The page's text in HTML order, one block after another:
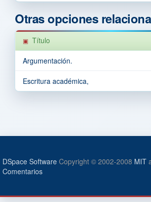
Otras opciones
Título
Argumentación.
Escritura académica,
DSpace Software Copyright © 2002-2008 MIT
Comentarios